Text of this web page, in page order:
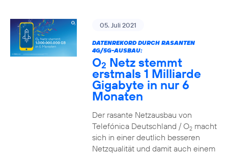
05. Juli 2021
DATENREKORD DURCH RASANTEN
4G/5G-AUSBAU:
O2 Netz stemmt
erstmals 1 Milliarde
Gigabyte in nur 6
Monaten
Der rasante Netzausbau von
Telefónica Deutschland / O2macht
sich in einer deutlich besseren
Netzqualität und damit auch einem